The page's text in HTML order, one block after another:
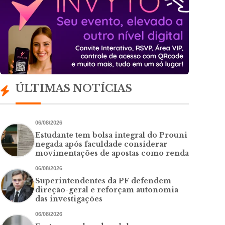
ÚLTIMAS NOTÍCIAS
06/08/2026
Estudante tem bolsa integral do Prouni
negada após faculdade considerar
movimentações de apostas como renda
06/08/2026
Superintendentes da PF defendem
direção-geral e reforçam autonomia
das investigações
06/08/2026